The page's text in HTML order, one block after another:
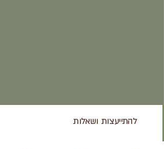
להתייעצות ושאלות